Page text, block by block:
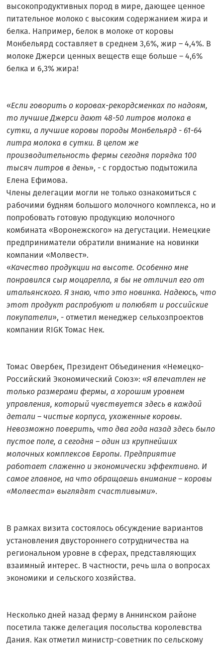
высокопродуктивных пород в мире, дающее ценное
питательное молоко с высоким содержанием жира и
белка. Например, белок в молоке от коровы
Монбельярд составляет в среднем 3,6%, жир – 4,4%. В
молоке Джерси ценных веществ еще больше – 4,6%
белка и 6,3% жира!
«Если говорить о коровах-рекордсменках по надоям,
то лучшие Джерси дают 48-50 литров молока в
сутки, а лучшие коровы породы Монбельярд - 61-64
литра молока в сутки. В целом же
производительность фермы сегодня порядка 100
тысяч литров в день», - с гордостью подытожила
Елена Ефимова.
Члены делегации могли не только ознакомиться с
рабочими будням большого молочного комплекса, но и
попробовать готовую продукцию молочного
комбината «Воронежского» на дегустации. Немецкие
предприниматели обратили внимание на новинки
компании «Молвест».
«Качество продукции на высоте. Особенно мне
понравился сыр моцарелла, я бы не отличил его от
итальянского. Я знаю, что это новинка. Надеюсь, что
этот продукт распробуют и полюбят и российские
покупатели», - отметил менеджер сельхозпроектов
компании RIGK Томас Нек.
Томас Овербек, Президент Объединения «Немецко-
Российский Экономический Союз»: «Я впечатлен не
только размерами фермы, а хорошим уровнем
управления, который чувствуется здесь в каждой
детали – чистые корпуса, ухоженные коровы.
Невозможно поверить, что два года назад здесь было
пустое поле, а сегодня – один из крупнейших
молочных комплексов Европы. Предприятие
работает слаженно и экономически эффективно. И
самое главное, на что обращаешь внимание – коровы
«Молвеста» выглядят счастливыми».
В рамках визита состоялось обсуждение вариантов
установления двустороннего сотрудничества на
региональном уровне в сферах, представляющих
взаимный интерес. В частности, речь шла о вопросах
экономики и сельского хозяйства.
Несколько дней назад ферму в Аннинском районе
посетила также делегация посольства королевства
Дания. Как отметил министр-советник по сельскому